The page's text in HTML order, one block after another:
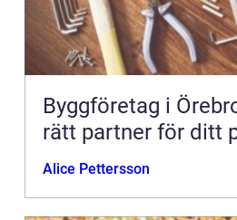
Byggföretag i
rätt partner för ditt
Alice Pettersson